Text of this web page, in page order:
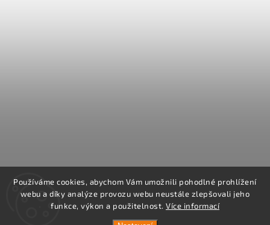
Používáme cookies, abychom Vám umožnili pohodlné prohlížení
webu a díky analýze provozu webu neustále zlepšovali jeho
funkce, výkon a použitelnost. Více informací